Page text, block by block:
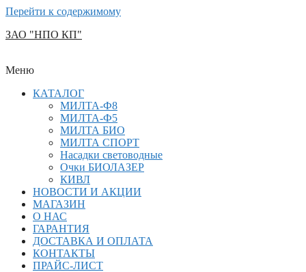
Перейти к содержимому
ЗАО "НПО КП"
Меню
КАТАЛОГ
МИЛТА-Ф8
МИЛТА-Ф5
МИЛТА БИО
МИЛТА СПОРТ
Насадки световодные
Очки БИОЛАЗЕР
КИВЛ
НОВОСТИ И АКЦИИ
МАГАЗИН
О НАС
ГАРАНТИЯ
ДОСТАВКА И ОПЛАТА
КОНТАКТЫ
ПРАЙС-ЛИСТ